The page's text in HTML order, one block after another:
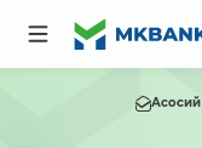
Асосий